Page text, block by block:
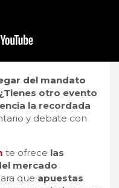
del mandato
otro evento
la recordada
y debate con
te ofrece las
mercado
que apuestas